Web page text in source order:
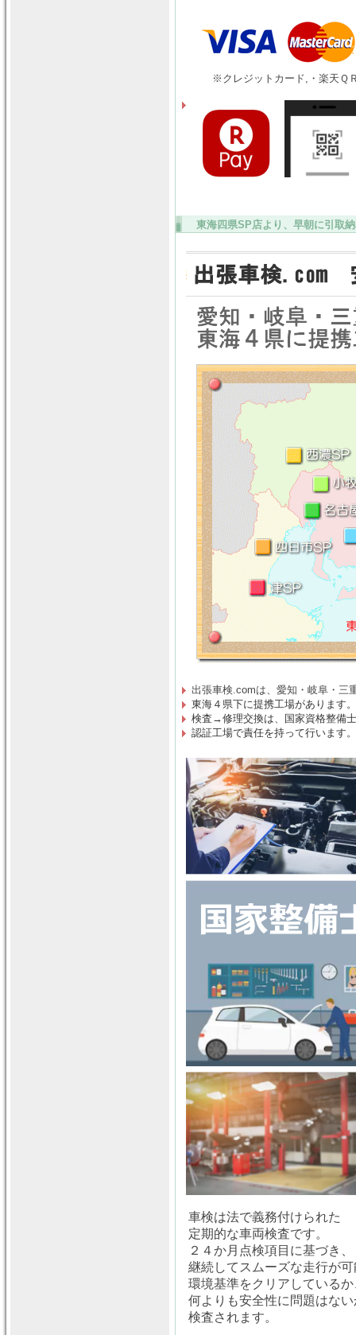
※クレジットカード,・楽天Ｑ
東海四県SP店より、早朝に引取
出張車検.comは、 愛知・岐阜・三
東海４県下に提携工場があります。
検査→修理交換は、
国家資格整備
認証工場で責任を持って行います。
車検は法で義務付けられた
定期的な車両検査です。
２４か月点検項目に基づき、
継続してスムーズな走行が可
環境基準をクリアしているか
何よりも安全性に問題はない
検査されます。